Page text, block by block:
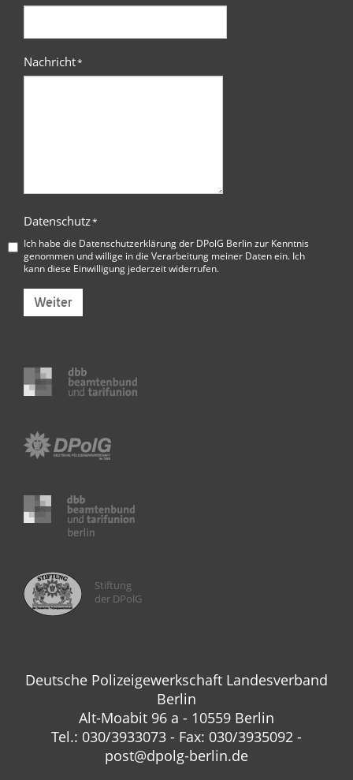
Nachricht*
Datenschutz*
Ich habe die Datenschutzerklärung der DPolG Berlinzur Kenntnis
genommen und willige in die Verarbeitung meiner Daten ein. Ich
kann diese Einwilligung jederzeit widerrufen.
Weiter
Stiftung
der DPolG
Deutsche Polizeigewerkschaft Landesverband
Berlin
Alt-Moabit 96 a - 10559 Berlin
Tel.: 030/3933073 - Fax: 030/3935092 -
post@dpolg-berlin.de